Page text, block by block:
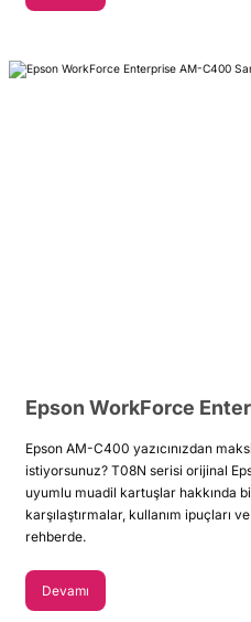
Epson AM-C400 yazıcınızdan
istiyorsunuz? T08N serisi orijinal
uyumlu muadil kartuşlar hakkında
karşılaştırmalar, kullanım ipuçları
rehberde.
Devamı